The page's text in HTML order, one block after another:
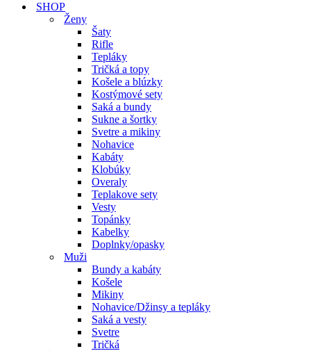
SHOP
Ženy
Šaty
Rifle
Tepláky
Tričká a topy
Košele a blúzky
Kostýmové sety
Saká a bundy
Sukne a šortky
Svetre a mikiny
Nohavice
Kabáty
Klobúky
Overaly
Teplakove sety
Vesty
Topánky
Kabelky
Doplnky/opasky
Muži
Bundy a kabáty
Košele
Mikiny
Nohavice/Džinsy a tepláky
Saká a vesty
Svetre
Tričká